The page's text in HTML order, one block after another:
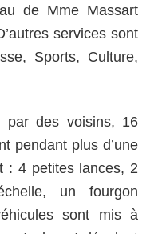
de Mme Massart
services sont
Sports, Culture,
par des voisins, 16
pendant plus d’une
: 4 petites lances, 2
un fourgon
sont mis à